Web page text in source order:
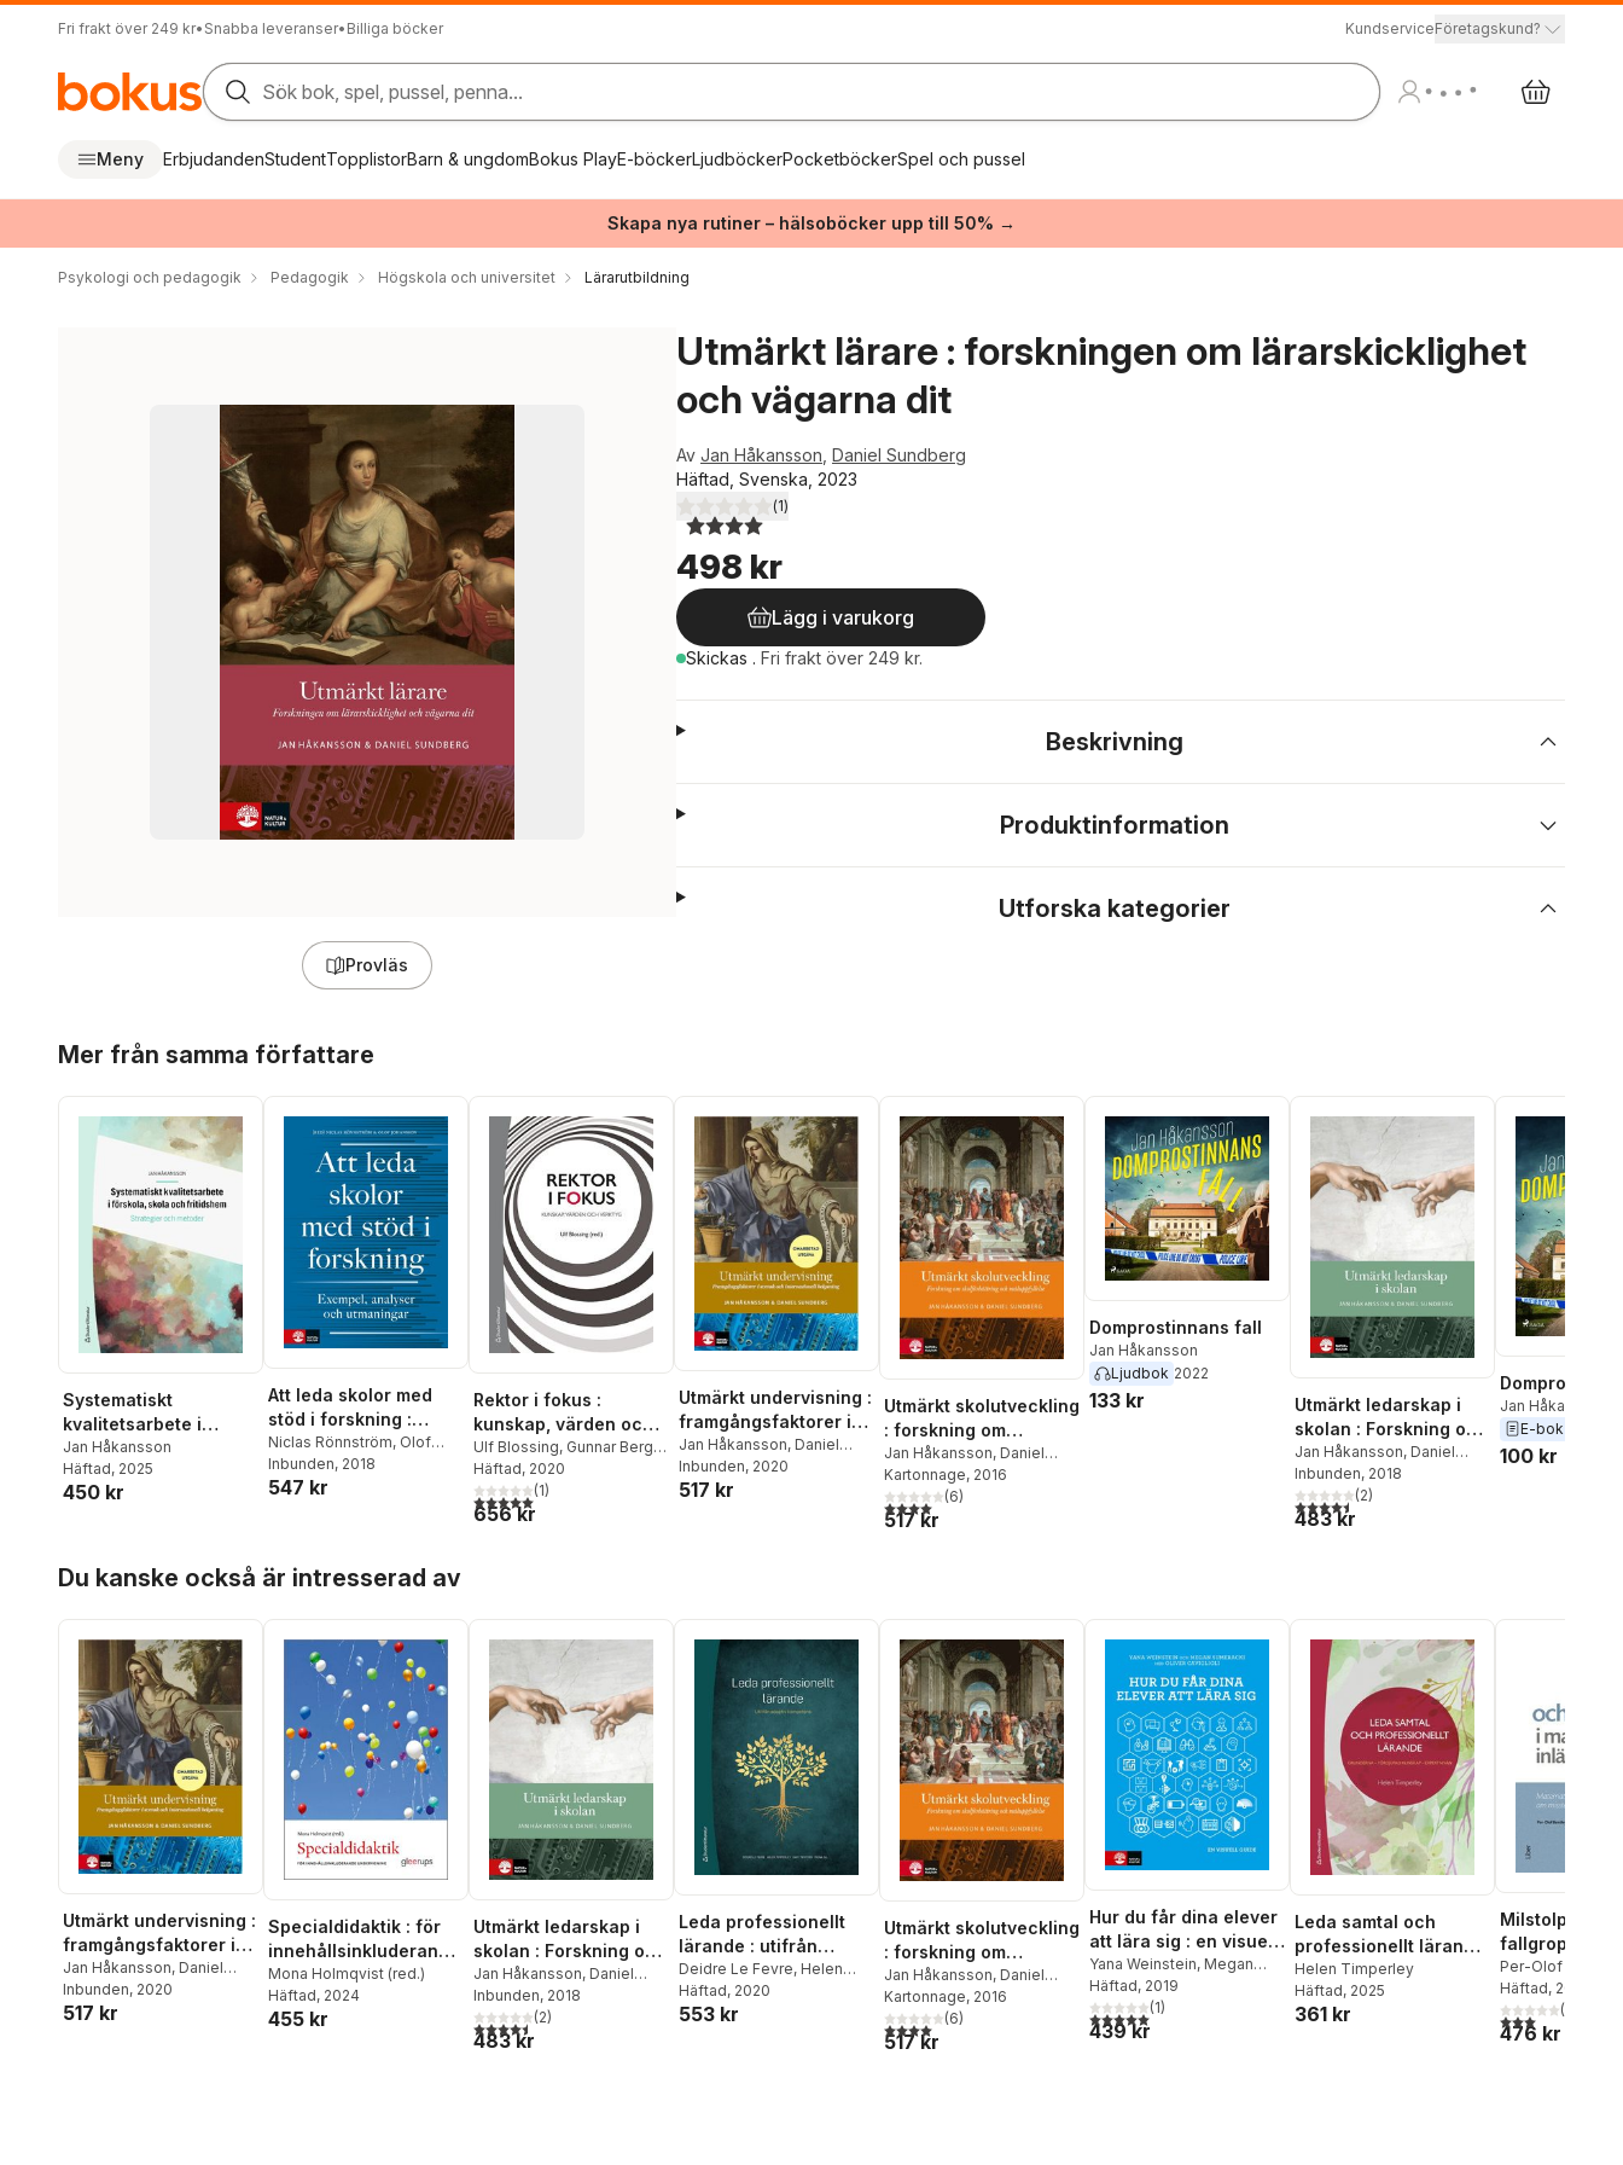
Fri frakt över 249 kr• Snabba leveranser• Billiga böcker KundserviceFöretagskund?
Sök bok, spel, pussel, penna...
Meny ErbjudandenStudentTopplistorBarn & ungdomBokus PlayE-böckerLjudböckerPocketböckerSpel och pussel
Skapa nya rutiner – hälsoböcker upp till 50% →
Psykologi och pedagogik Pedagogik Högskola och universitet Lärarutbildning
Provläs
Utmärkt lärare : forskningen om lärarskicklighet
och vägarna dit
Av Jan Håkansson Daniel Sundberg
Häftad, Svenska, 2023
4,0utav 5 stjärnor. Totalt antal röster:
(1)
498 kr
Lägg i varukorg
Skickas . Fri frakt över 249 kr.
Beskrivning
Produktinformation
Utforska kategorier
Mer från samma författare
Systematiskt
kvalitetsarbete i
förskola, skola och
fritidshem : strategier
och metoder
Jan Håkansson
Häftad, 2025
450 kr
Att leda skolor med
stöd i forskning :
Exempel, analyser och
utmaningar
Niclas Rönnström, Olof
Johansson,Björn Ahlström
Elisabet Edqvist
Britt-Inger Keisu,Kerstin
Löwstedt,Anita Nordzell,
Ylva Ståhle,Helene Ärlestig
Inbunden, 2018
547 kr
Rektor i fokus :
kunskap, värden och
verktyg
Ulf Blossing, Gunnar Berg,
Annika Bergviken
Rensfeldt,
Mats Ekholm
Mette Liljenberg,Ann S
Pihlgren,David Ryffé,
Hans-Åke Scherp
Svedberg
Marie
Wrethander,Helene
Häftad, 2020
5,0utav 5 stjärnor. Totalt antal röster:
(1)
656 kr
Utmärkt undervisning :
framgångsfaktorer i
svensk och
internationell
belysning
Jan Håkansson, Daniel
Sundberg
Inbunden, 2020
517 kr
Utmärkt skolutveckling
: forskning om
skolförbättring och
måluppfyllelse
Jan Håkansson, Daniel
Sundberg
Kartonnage, 2016
4,0utav 5 stjärnor. Totalt antal röster:
(6)
517 kr
Domprostinnans fall
Jan Håkansson
Ljudbok 2022
133 kr
Utmärkt ledarskap i
skolan : Forskning om
att leda för elevers
måluppfyllel
Jan Håkansson, Daniel
Sundberg
Inbunden, 2018
4,5utav 5 stjärnor. Totalt antal röster:
(2)
483 kr
Jan Håkansson
E-bok
100 kr
Du kanske också är intresserad av
Utmärkt undervisning :
framgångsfaktorer i
svensk och
internationell
belysning
Jan Håkansson, Daniel
Sundberg
Inbunden, 2020
517 kr
Specialdidaktik : för
innehållsinkluderande
undervisning
Mona Holmqvist (red.)
Häftad, 2024
455 kr
Utmärkt ledarskap i
skolan : Forskning om
att leda för elevers
måluppfyllel
Jan Håkansson, Daniel
Sundberg
Inbunden, 2018
4,5utav 5 stjärnor. Totalt antal röster:
(2)
483 kr
Leda professionellt
lärande : utifrån
adaptiv kompetens
Deidre Le Fevre, Helen
Timperley,Kaye Twyford
Fiona Ell
Häftad, 2020
553 kr
Utmärkt skolutveckling
: forskning om
skolförbättring och
måluppfyllelse
Jan Håkansson, Daniel
Sundberg
Kartonnage, 2016
4,0utav 5 stjärnor. Totalt antal röster:
(6)
517 kr
Hur du får dina elever
att lära sig : en visuell
guide
Yana Weinstein, Megan
Sumeracki,Oliver Caviglioli
Häftad, 2019
5,0utav 5 stjärnor. Totalt antal röster:
(1)
439 kr
Leda samtal och
professionellt lärande
: grunderna -
fördjupad kunskap -
expertnivån
Helen Timperley
Häftad, 2025
361 kr
Milstolpar och
fallgropar i
teori om
orsaker och
Per-Olof Bentley
Bentley
Häftad, 2016
3,0utav 5(
476 kr